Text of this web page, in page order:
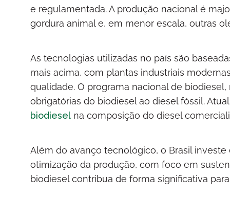
e regulamentada. A produção nacional é
gordura animal e, em menor escala, outras
As tecnologias utilizadas no país são
mais acima, com plantas industriais
qualidade. O programa nacional de
obrigatórias do biodiesel ao diesel fóssil.
biodieselna composição do diesel
Além do avanço tecnológico, o Brasil
otimização da produção, com foco em
biodiesel contribua de forma significativa